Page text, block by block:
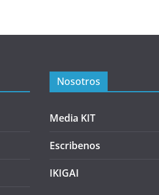
Nosotros
Media KIT
Escribenos
IKIGAI